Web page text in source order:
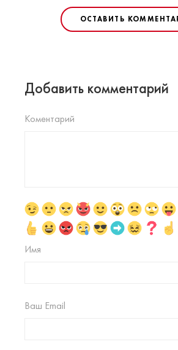
ОСТАВИТЬ
Добавить комментарий
Коментарий
Имя
Ваш Email